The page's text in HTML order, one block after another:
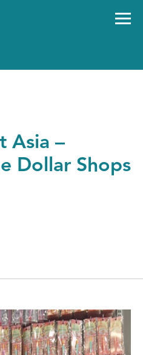
Asia –
Dollar Shops